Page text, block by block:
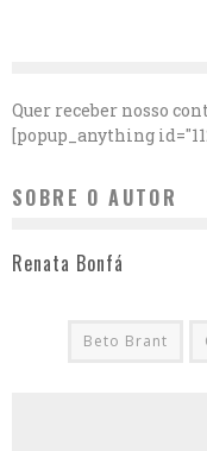
Quer receber nosso
[popup_anything
SOBRE O AUTOR
Renata Bonfá
Beto Brant